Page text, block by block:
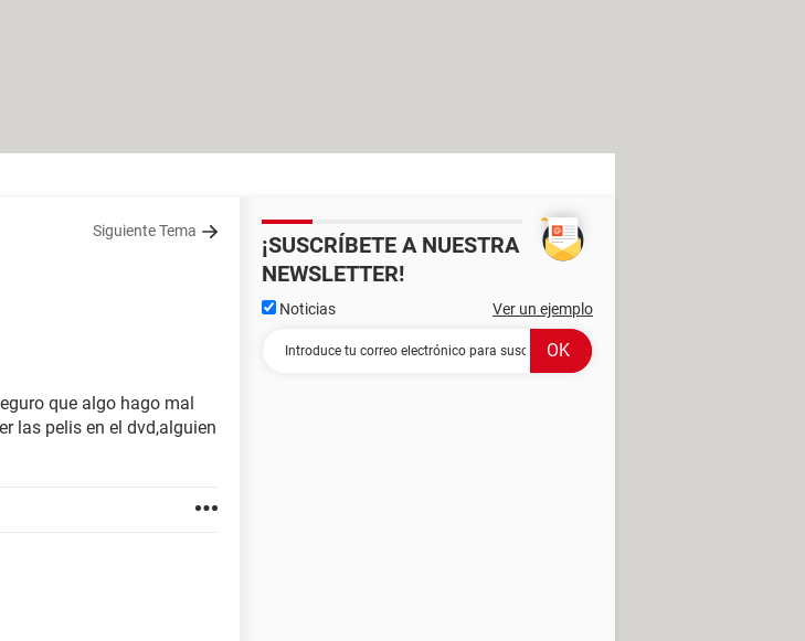
Siguiente Tema
que algo hago mal
las pelis en el dvd,alguien
¡SUSCRÍBETE A NUESTRA
NEWSLETTER!
Noticias Ver un ejemplo